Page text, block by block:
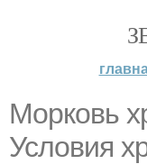
Морковь
Условия